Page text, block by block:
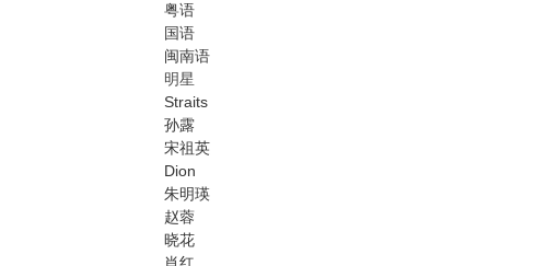
粤语
国语
闽南语
明星
Straits
孙露
宋祖英
Dion
朱明瑛
赵蓉
晓花